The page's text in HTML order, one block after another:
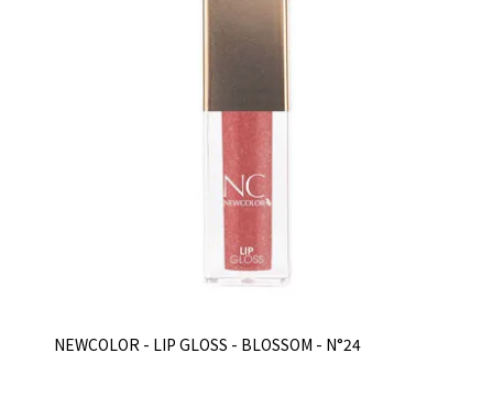
NEWCOLOR - LIP GLOSS - BLOSSOM - N°24